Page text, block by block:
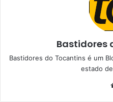
Bastidores
Bastidores do Tocantins é um
estado